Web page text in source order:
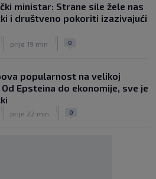
ministar: Strane sile žele nas
i društveno pokoriti izazivajući
prije 19 min 0
popularnost na velikoj
Od Epsteina do ekonomije, sve je
prije 22 min 0